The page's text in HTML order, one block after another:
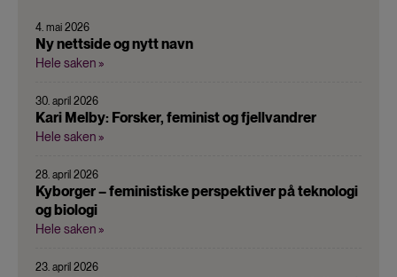
4. mai 2026
Ny nettside og nytt navn
Hele saken »
30. april 2026
Kari Melby: Forsker, feminist og fjellvandrer
Hele saken »
28. april 2026
Kyborger – feministiske perspektiver på teknologi
og biologi
Hele saken »
23. april 2026